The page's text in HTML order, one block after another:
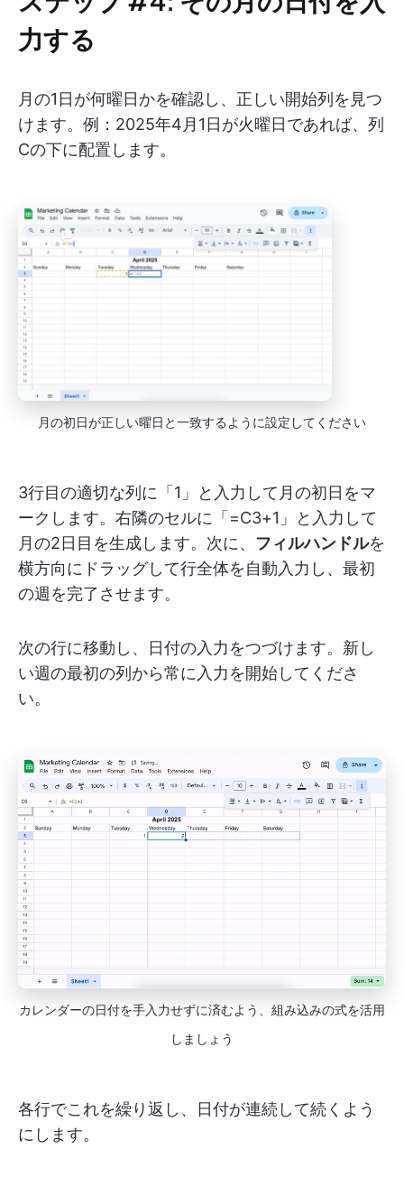
力する
月の1日が何曜日かを確認し、正しい開始列を見つ
けます。例：2025年4月1日が火曜日であれば、列
Cの下に配置します。
月の初日が正しい曜日と一致するように設定してください
3行目の適切な列に「1」と入力して月の初日をマ
ークします。右隣のセルに「=C3+1」と入力して
月の2日目を生成します。次に、 フィルハンドルを
横方向にドラッグして行全体を自動入力し、最初
の週を完了させます。
次の行に移動し、日付の入力をつづけます。新し
い週の最初の列から常に入力を開始してくださ
い。
カレンダーの日付を手入力せずに済むよう、組み込みの式を活用
しましょう
各行でこれを繰り返し、日付が連続して続くよう
にします。